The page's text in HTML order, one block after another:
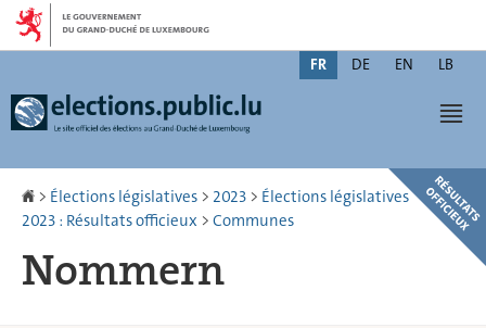
Aller
navigation
Aller
Changer
FR DE EN LB
Accueil
> Élections législatives > 2023 > Élections législatives
2023 : Résultats officieux > Communes
Nommern